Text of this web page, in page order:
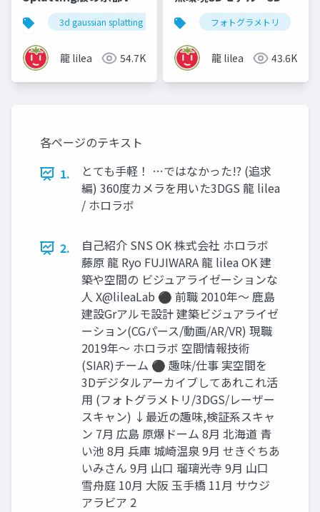
をつくってみた - 建築
情報学会 meetup
vol.009
3d gaussian splatting ガウシアンスプラッティング
龍 lilea 54.7K
Gaussian Splatting の
活用 - 川デジウェビナ
ー2025
フォトグラメトリ
龍 lilea 43.6K
各ページのテキスト
1.
とても手軽！ …ではなかった!? (追求
編) 360度カメラを用いた3DGS 龍 lilea
/ ホロラボ
2.
自己紹介 SNS OK 株式会社 ホロラボ
藤原 龍 Ryo FUJIWARA 龍 lilea OK 建
築や空間の ビジュアライゼーションな
人 X@lileaLab ⚫ 前職 2010年～ 鹿島
建設Grアルモ設計 建築ビジュアライゼ
ーション(CGパース/動画/AR/VR) 現職
2019年～ ホロラボ 空間情報技術
(SIAR)チーム ⚫ 趣味/仕事 実空間を
3Dデジタルアーカイブしてあれこれ活
用 (フォトグラメトリ/3DGS/レーザー
スキャン) ↓最近の趣味,検証系スキャ
ン 7月 広島 原爆ドーム 8月 北海道 青
い池 8月 兵庫 城崎温泉 9月 せきぐちあ
いみさん 9月 山口 瑠璃光寺 9月 山口
雪舟庭 10月 大阪 玉手橋 11月 サウジ
アラビア 2